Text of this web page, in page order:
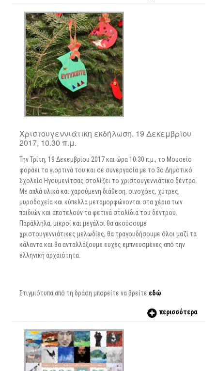
Χριστουγεννιάτικη εκδήλωση. 19 Δεκεμβρίου
2017, 10.30 π.μ.
Την Τρίτη, 19 Δεκεμβρίου 2017 και ώρα 10.30 π.μ., το Μουσείο
φοράει τα γιορτινά του και σε συνεργασία με το 3ο Δημοτικό
Σχολείο Ηγουμενίτσας στολίζει το χριστουγεννιάτικο δέντρο.
Με απλά υλικά και χαρούμενη διάθεση, οινοχόες, χύτρες,
μυροδοχεία και κύπελλα μεταμορφώνονται στα χέρια των
παιδιών και αποτελούν τα φετινά στολίδια του δέντρου.
Παράλληλα, μικροί και μεγάλοι θα ακούσουμε
χριστουγεννιάτικες μελωδίες, θα τραγουδήσουμε όλοι μαζί τα
κάλαντα και θα ανταλλάξουμε ευχές εμπνευσμένες από την
ελληνική αρχαιότητα.
Στιγμιότυπα από τη δράση μπορείτε να βρείτε εδώ
περισσότερα